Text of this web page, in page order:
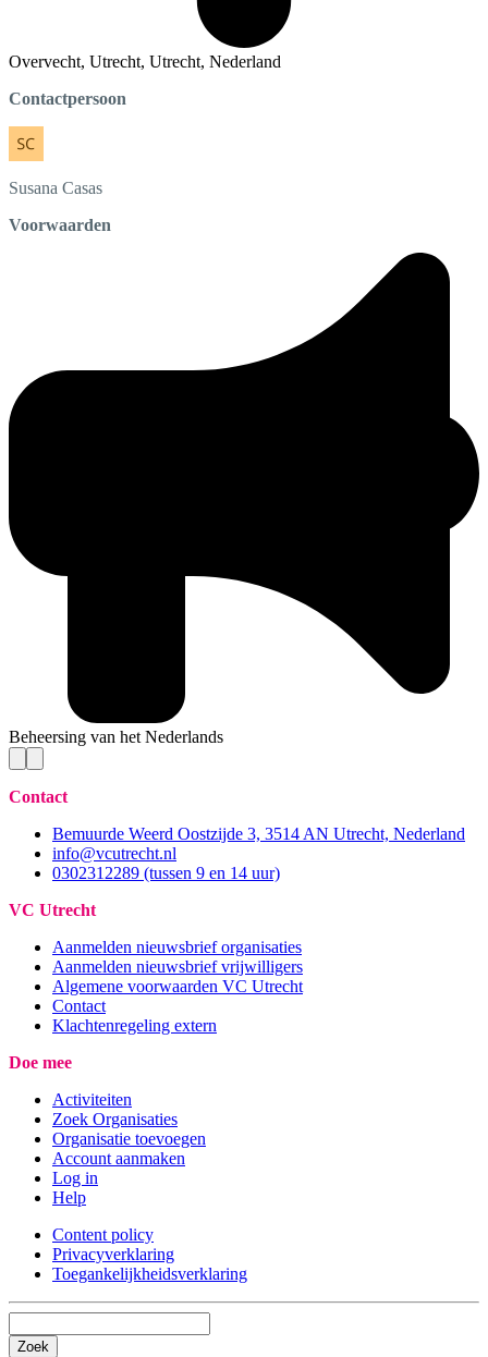
Overvecht, Utrecht, Utrecht, Nederland
Contactpersoon
Susana Casas
Voorwaarden
Beheersing van het Nederlands
Contact
Bemuurde Weerd Oostzijde 3, 3514 AN Utrecht, Nederland
info@vcutrecht.nl
0302312289 (tussen 9 en 14 uur)
VC Utrecht
Aanmelden nieuwsbrief organisaties
Aanmelden nieuwsbrief vrijwilligers
Algemene voorwaarden VC Utrecht
Contact
Klachtenregeling extern
Doe mee
Activiteiten
Zoek Organisaties
Organisatie toevoegen
Account aanmaken
Log in
Help
Content policy
Privacyverklaring
Toegankelijkheidsverklaring
Zoek